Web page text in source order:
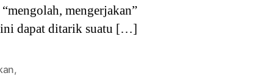
mengerjakan”
ini dapat ditarik suatu […]
,